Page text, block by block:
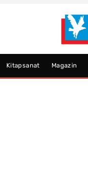
Kitapsanat Magazin